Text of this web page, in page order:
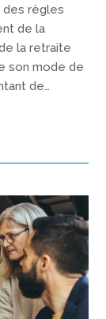
des règles
de la
la retraite
son mode de
de…